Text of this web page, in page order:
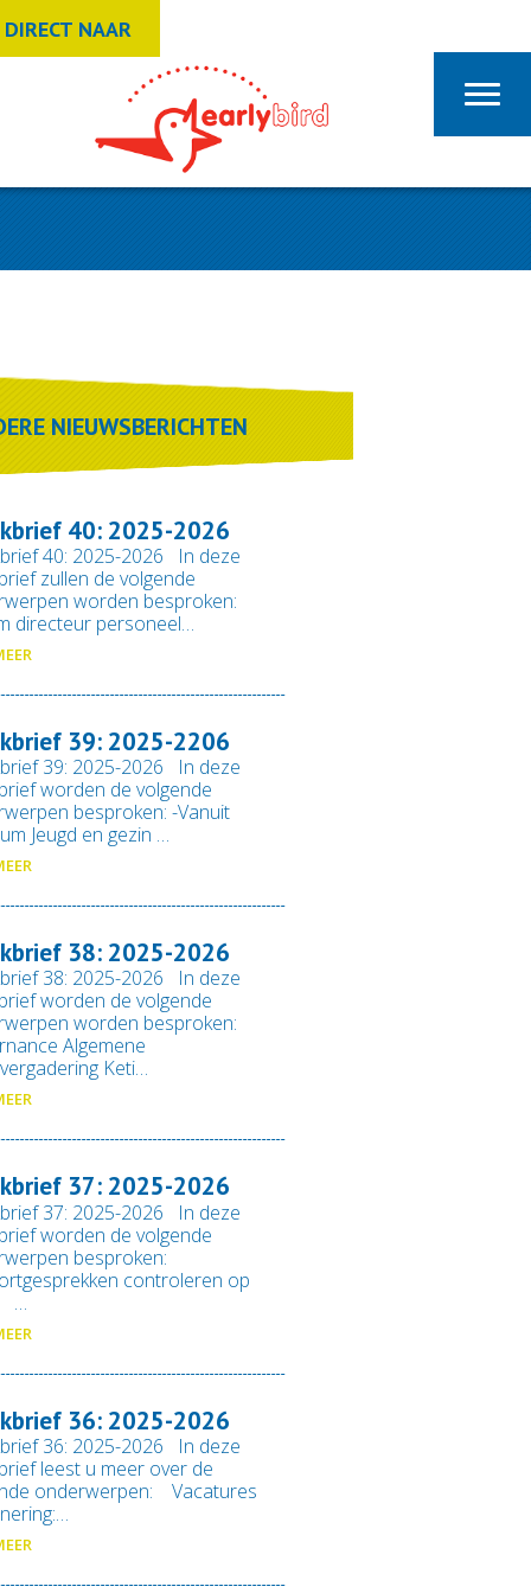
DIRECT NAAR
NIEUWSBERICHTEN
40: 2025-2026
40: 2025-2026 In deze
zullen de volgende
worden besproken:
directeur personeel…
39: 2025-2206
39: 2025-2026 In deze
worden de volgende
besproken: -Vanuit
Jeugd en gezin …
38: 2025-2026
38: 2025-2026 In deze
worden de volgende
worden besproken:
Algemene
Keti…
37: 2025-2026
37: 2025-2026 In deze
worden de volgende
besproken:
controleren op
…
36: 2025-2026
36: 2025-2026 In deze
leest u meer over de
onderwerpen: Vacatures